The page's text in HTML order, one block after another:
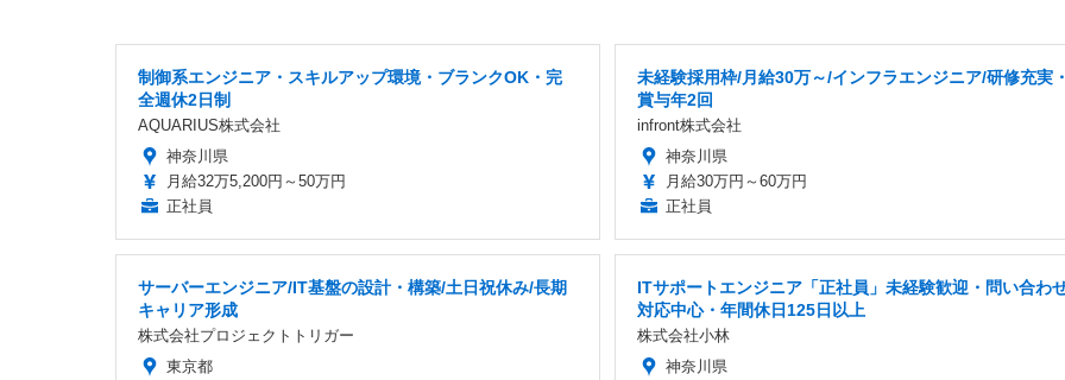
制御系エンジニア・スキルアップ環境・ブランクOK・完
全週休2日制
AQUARIUS株式会社
神奈川県
月給32万5,200円～50万円
正社員
未経験採用枠/月給30万～/インフラエンジニア/研修充実
賞与年2回
infront株式会社
神奈川県
月給30万円～60万円
正社員
サーバーエンジニア/IT基盤の設計・構築/土日祝休み/長期
キャリア形成
株式会社プロジェクトトリガー
東京都
ITサポートエンジニア「正社員」未経験歓迎・問い合わ
対応中心・年間休日125日以上
株式会社小林
神奈川県